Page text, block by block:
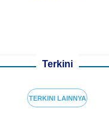
Terkini
TERKINI LAINNYA